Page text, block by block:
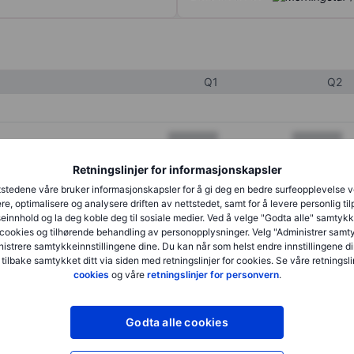
Retningslinjer for informasjonskapsler
våre bruker informasjonskapsler for å gi deg en bedre surfeopplevelse
optimalisere og analysere driften av nettstedet, samt for å levere personlig
og la deg koble deg til sosiale medier. Ved å velge "Godta alle"
og tilhørende behandling av personopplysninger. Velg "Administrer
samtykkeinnstillingene dine. Du kan når som helst endre innstillingene
samtykket ditt via siden med retningslinjer for cookies. Se våre
cookies og våre retningslinjer for personvern.
Godta alle cookies
Q1 Q2
XXXXXXX XXXXXXX
XXXXXXX
XXXXXXX XXXXXXX
XXXXXXX XXXXXXX
XXXXXXX